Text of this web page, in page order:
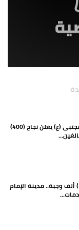
مستشفى الإمام الحسن المجتبى (ع) يعلن نجاح (400)
أكثر من (45) ألف زائر و(321) ألف وجبة.. مدينة الإمام